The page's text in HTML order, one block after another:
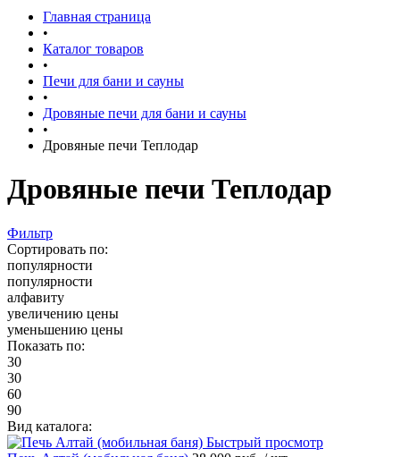
Главная страница
•
Каталог товаров
•
Печи для бани и сауны
•
Дровяные печи для бани и сауны
•
Дровяные печи Теплодар
Дровяные печи Теплодар
Фильтр
Сортировать по:
популярности
популярности
алфавиту
увеличению цены
уменьшению цены
Показать по:
30
30
60
90
Вид каталога:
Быстрый просмотр